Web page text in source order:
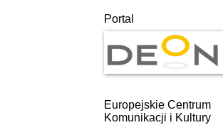
Portal
Europejskie Centrum
Komunikacji i Kultury